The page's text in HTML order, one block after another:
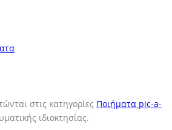
στις κατηγορίες Ποιήματα pic-a-
ιδιοκτησίας.